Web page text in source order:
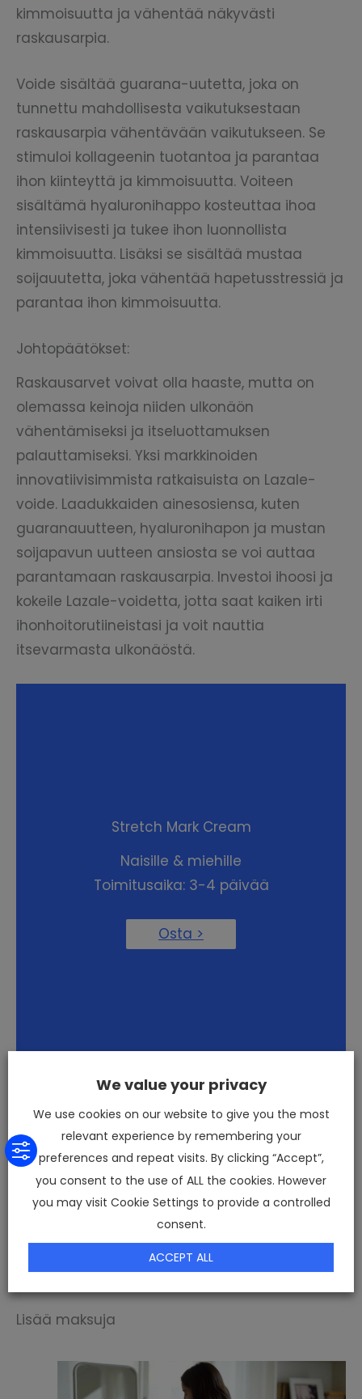
kimmoisuutta ja vähentää näkyvästi
raskausarpia.
Voide sisältää guarana-uutetta, joka on
tunnettu mahdollisesta vaikutuksestaan
raskausarpia vähentävään vaikutukseen. Se
stimuloi kollageenin tuotantoa ja parantaa
ihon kiinteyttä ja kimmoisuutta. Voiteen
sisältämä hyaluronihappo kosteuttaa ihoa
intensiivisesti ja tukee ihon luonnollista
kimmoisuutta. Lisäksi se sisältää mustaa
soijauutetta, joka vähentää hapetusstressiä ja
parantaa ihon kimmoisuutta.
Johtopäätökset:
Raskausarvet voivat olla haaste, mutta on
olemassa keinoja niiden ulkonäön
vähentämiseksi ja itseluottamuksen
palauttamiseksi. Yksi markkinoiden
innovatiivisimmista ratkaisuista on Lazale-
voide. Laadukkaiden ainesosiensa, kuten
guaranauutteen, hyaluronihapon ja mustan
soijapavun uutteen ansiosta se voi auttaa
parantamaan raskausarpia. Investoi ihoosi ja
kokeile Lazale-voidetta, jotta saat kaiken irti
ihonhoitorutiineistasi ja voit nauttia
itsevarmasta ulkonäöstä.
Stretch Mark Cream
Naisille & miehille
Toimitusaika: 3-4 päivää
Osta >
Lisää maksuja
We value your privacy
We use cookies on our website to give you the most
relevant experience by remembering your
preferences and repeat visits. By clicking “Accept”,
you consent to the use of ALL the cookies. However
you may visit Cookie Settings to provide a controlled
consent.
ACCEPT ALL